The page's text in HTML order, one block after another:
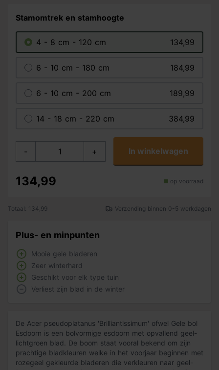
Stamomtrek en stamhoogte
4 - 8 cm - 120 cm 134,99
6 - 10 cm - 180 cm 184,99
6 - 10 cm - 200 cm 189,99
14 - 18 cm - 220 cm 384,99
- + In winkelwagen
134,99 op voorraad
Totaal: 134,99 Verzending binnen 0-5 werkdagen
Plus- en minpunten
Mooie gele bladeren
Zeer winterhard
Geschikt voor elk type tuin
Verliest zijn blad in de winter
De Acer pseudoplatanus 'Brilliantissimum' ofwel Gele bol
Esdoorn is een bolvormige esdoorn met opvallend geel-
lichtgroen blad. De boom staat vooral bekend om zijn
prachtige bladkleuren welke in het voorjaar beginnen met
rozegeel gekleurde bladeren die verkleuren naar geel-